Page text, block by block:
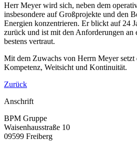
Herr Meyer wird sich, neben dem
insbesondere auf Großprojekte und den
Energien konzentrieren. Er blickt auf 24
zurück und ist mit den Anforderungen an
bestens vertraut.
Mit dem Zuwachs von Herrn Meyer
Kompetenz, Weitsicht und Kontinuität.
Zurück
Anschrift
BPM Gruppe
Waisenhausstraße 10
09599 Freiberg